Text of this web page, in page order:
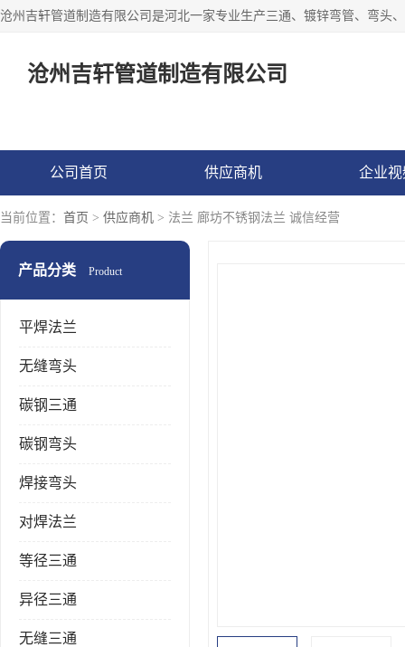
沧州吉轩管道制造有限公司
公司首页 供应商机 企业视
当前位置： 首页 > 供应商机 > 法兰 廊坊不锈钢法兰 诚信经营
产品分类 Product
平焊法兰
无缝弯头
碳钢三通
碳钢弯头
焊接弯头
对焊法兰
等径三通
异径三通
无缝三通